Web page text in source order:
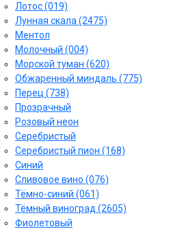
Лотос (019)
Лунная скала (2475)
Ментол
Молочный (004)
Морской туман (620)
Обжаренный миндаль (775)
Перец (738)
Прозрачный
Розовый неон
Серебристый
Серебристый пион (168)
Синий
Сливовое вино (076)
Тёмно-синий (061)
Тёмный виноград (2605)
Фиолетовый